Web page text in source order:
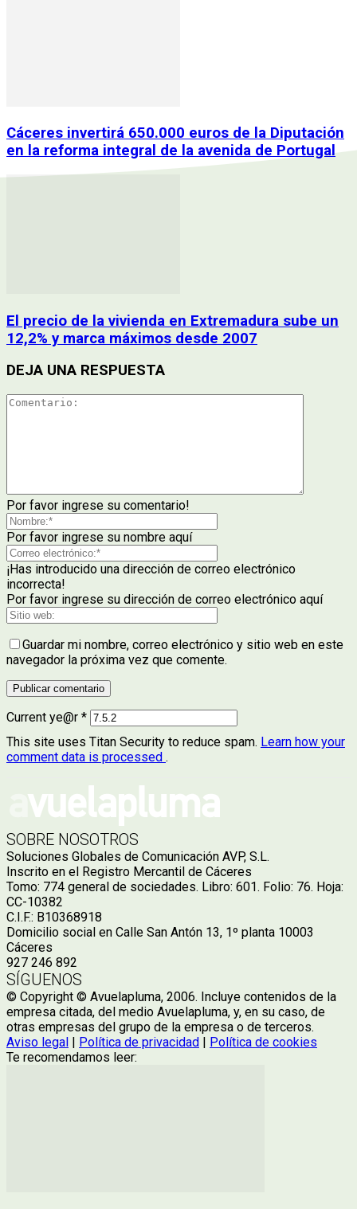
Cáceres invertirá 650.000 euros de la Diputación
en la reforma integral de la avenida de Portugal
El precio de la vivienda en Extremadura sube un
12,2% y marca máximos desde 2007
DEJA UNA RESPUESTA
Por favor ingrese su comentario!
Por favor ingrese su nombre aquí
¡Has introducido una dirección de correo electrónico
incorrecta!
Por favor ingrese su dirección de correo electrónico aquí
Guardar mi nombre, correo electrónico y sitio web en este
navegador la próxima vez que comente.
Current ye@r *
This site uses Titan Security to reduce spam. Learn how your
comment data is processed .
SOBRE NOSOTROS
Soluciones Globales de Comunicación AVP, S.L.
Inscrito en el Registro Mercantil de Cáceres
Tomo: 774 general de sociedades. Libro: 601. Folio: 76. Hoja:
CC-10382
C.I.F.: B10368918
Domicilio social en Calle San Antón 13, 1º planta 10003
Cáceres
927 246 892
SÍGUENOS
© Copyright © Avuelapluma, 2006. Incluye contenidos de la
empresa citada, del medio Avuelapluma, y, en su caso, de
otras empresas del grupo de la empresa o de terceros.
Aviso legal
Política de privacidad
Política de cookies
Te recomendamos leer: